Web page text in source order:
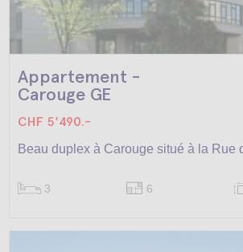
Appartement -
Carouge GE
CHF 5'490.-
Beau duplex à Carouge situé à la Rue
3 6